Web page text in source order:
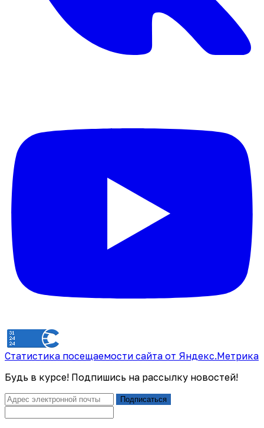
Статистика посещаемости сайта от Яндекс.Метрика
Будь в курсе! Подпишись на рассылку новостей!
Подписаться